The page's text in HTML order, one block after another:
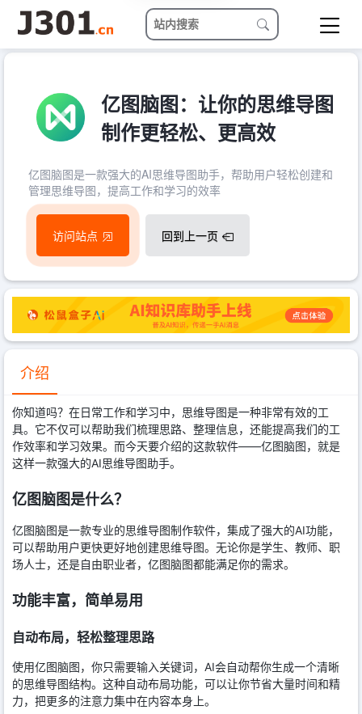
亿图脑图：让你的思维导图
制作更轻松、更高效
亿图脑图是一款强大的AI思维导图助手，帮助用户轻松创建和
管理思维导图，提高工作和学习的效率
访问站点 回到上一页
介绍
你知道吗？在日常工作和学习中，思维导图是一种非常有效的工
具。它不仅可以帮助我们梳理思路、整理信息，还能提高我们的工
作效率和学习效果。而今天要介绍的这款软件——亿图脑图，就是
这样一款强大的AI思维导图助手。
亿图脑图是什么？
亿图脑图是一款专业的思维导图制作软件，集成了强大的AI功能，
可以帮助用户更快更好地创建思维导图。无论你是学生、教师、职
场人士，还是自由职业者，亿图脑图都能满足你的需求。
功能丰富，简单易用
自动布局，轻松整理思路
使用亿图脑图，你只需要输入关键词，AI会自动帮你生成一个清晰
的思维导图结构。这种自动布局功能，可以让你节省大量时间和精
力，把更多的注意力集中在内容本身上。